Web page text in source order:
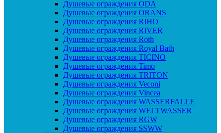
Душевые ограждения ODA
Душевые ограждения ORANS
Душевые ограждения RIHO
Душевые ограждения RIVER
Душевые ограждения Roth
Душевые ограждения Royal Bath
Душевые ограждения TICINO
Душевые ограждения Timo
Душевые ограждения TRITON
Душевые ограждения Veconi
Душевые ограждения Vincea
Душевые ограждения WASSERFALLE
Душевые ограждения WELTWASSER
Душевые ограждения RGW
Душевые ограждения SSWW